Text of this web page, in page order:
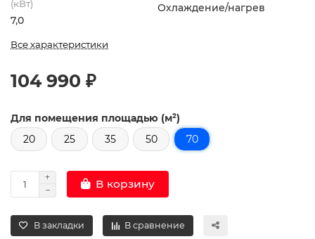
(кВт)
7,0
Охлаждение/нагрев
Все характеристики
104 990 ₽
Для помещения площадью (м²)
20
25 35 50 70
В корзину
В закладки В сравнение